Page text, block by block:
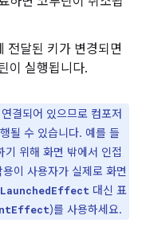
전달된 키가 변경되면
이 실행됩니다.
결되어 있으므로 컴포저
될 수 있습니다. 예를 들
기 위해 화면 밖에서 인접
이 사용자가 실제로 화면
LaunchedEffect 대신 표
)를 사용하세요.